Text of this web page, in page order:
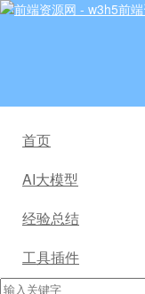
前
首页
AI大模型
经验总结
工具插件